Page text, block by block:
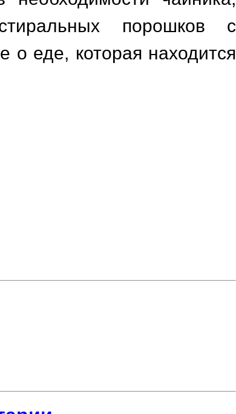
порошков с
о еде, которая находится